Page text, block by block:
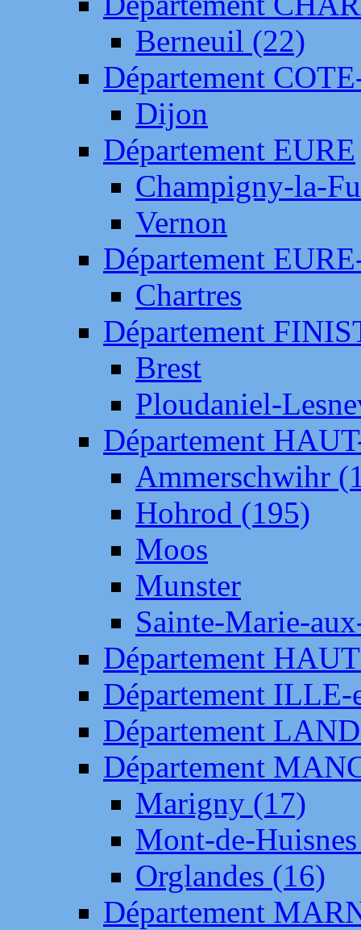
Berneuil (22)
Département
Dijon
Département EURE
Champigny-la-
Vernon
Département
Chartres
Département
Brest
Ploudaniel-
Département
Ammerschwihr
Hohrod (195)
Moos
Munster
Sainte-Marie-
Département
Département
Département
Département
Marigny (17)
Mont-de-
Orglandes (16)
Département